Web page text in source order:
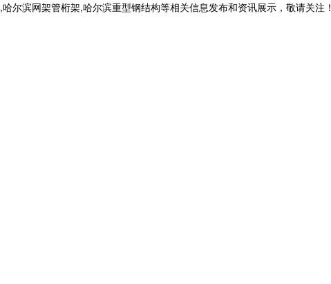
,哈尔滨网架管桁架,哈尔滨重型钢结构等相关信息发布和资讯展示，敬请关注！